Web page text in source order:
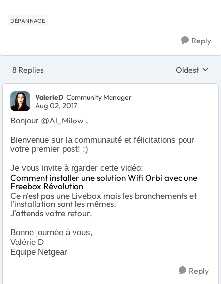
DÉPANNAGE
Reply
8 Replies Replies
Oldest
ValerieD Community Manager
Aug 02, 2017
Bonjour @Al_Milow ,
Bienvenue sur la communauté et félicitations pour
votre premier post! :)
Je vous invite à rgarder cette vidéo:
Comment installer une solution Wifi Orbi avec une
Freebox Révolution
Ce n'est pas une Livebox mais les branchements et
l'installation sont les mêmes.
J'attends votre retour.
Bonne journée à vous,
Valérie D
Equipe Netgear
Reply